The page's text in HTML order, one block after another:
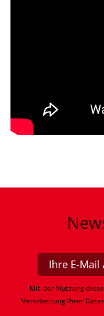
Mit der Nutzung
Verarbeitung Ihrer